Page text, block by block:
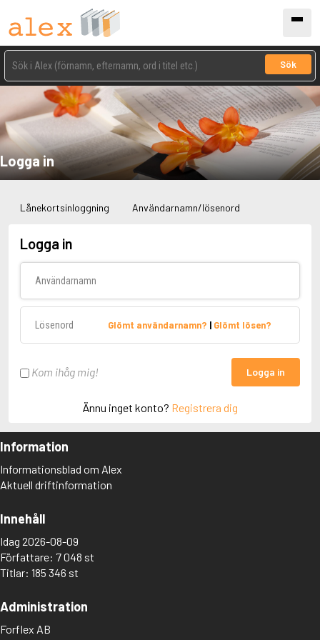
Sök
Logga in
Lånekortsinloggning Användarnamn/lösenord
Logga in
Glömt användarnamn? | Glömt lösen?
Kom ihåg mig! Logga in
Ännu inget konto? Registrera dig
Information
Informationsblad om Alex
Aktuell driftinformation
Innehåll
Idag 2026-08-09
Författare: 7 048 st
Titlar: 185 346 st
Administration
Forflex AB